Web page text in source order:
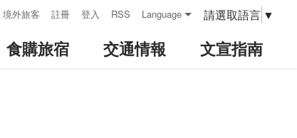
境外旅客 註冊 登入 RSS Language 請選取語言 ▼
食購旅宿 交通情報 文宣指南